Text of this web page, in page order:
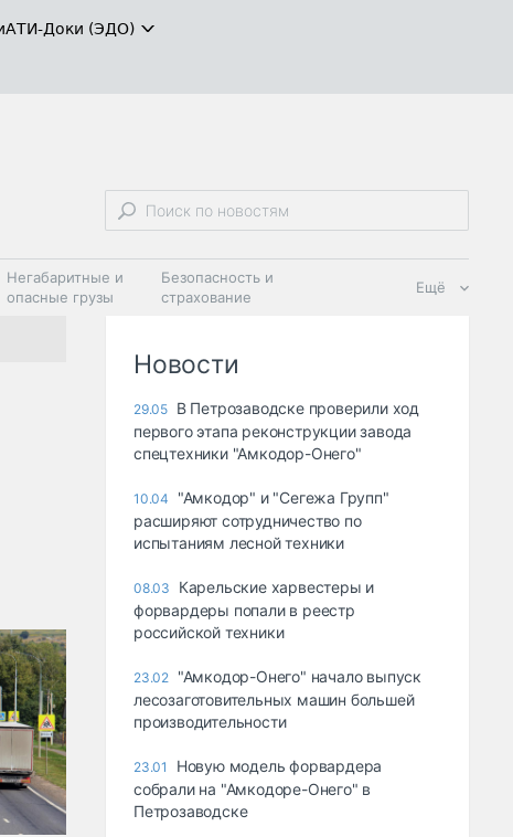
АТИ-Доки (ЭДО)
Негабаритные и
опасные грузы
Безопасность и
страхование
Ещё
Новости
29.05 В Петрозаводске проверили ход
первого этапа реконструкции завода
спецтехники "Амкодор-Онего"
10.04
"Амкодор" и "Сегежа Групп"
расширяют сотрудничество по
испытаниям лесной техники
08.03
Карельские харвестеры и
форвардеры попали в реестр
российской техники
23.02 "Амкодор-Онего" начало выпуск
лесозаготовительных машин большей
производительности
23.01
Новую модель форвардера
собрали на "Амкодоре-Онего" в
Петрозаводске